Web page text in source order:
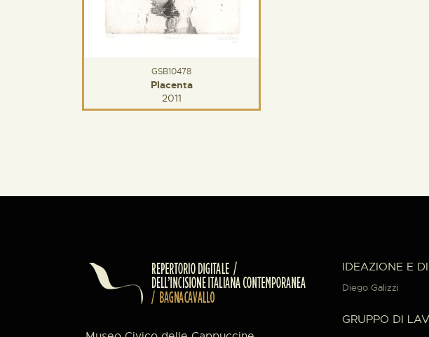
GSB10478
Placenta
2011
IDEAZIONE E
Diego Galizzi
GRUPPO DI